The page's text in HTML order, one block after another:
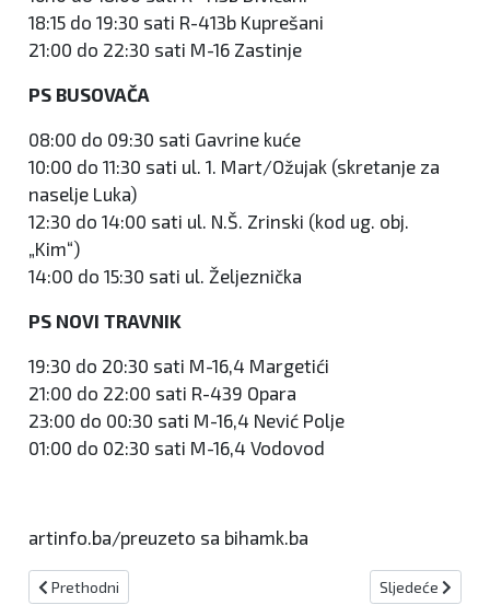
18:15 do 19:30 sati R-413b Kuprešani
21:00 do 22:30 sati M-16 Zastinje
PS BUSOVAČA
08:00 do 09:30 sati Gavrine kuće
10:00 do 11:30 sati ul. 1. Mart/Ožujak (skretanje za
naselje Luka)
12:30 do 14:00 sati ul. N.Š. Zrinski (kod ug. obj.
„Kim“)
14:00 do 15:30 sati ul. Željeznička
PS NOVI TRAVNIK
19:30 do 20:30 sati M-16,4 Margetići
21:00 do 22:00 sati R-439 Opara
23:00 do 00:30 sati M-16,4 Nević Polje
01:00 do 02:30 sati M-16,4 Vodovod
artinfo.ba/preuzeto sa bihamk.ba
Prethodni članak: Vikend akcije nastavljene i u travnju!
Prethodni Sljedeći
Sljedeće